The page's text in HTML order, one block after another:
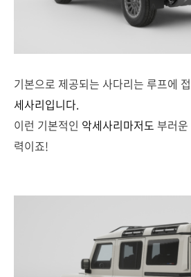
기본으로 제공되는 사다리는 루프에
세사리입니다.
이런 기본적인 악세사리마저도 부러운
력이죠!